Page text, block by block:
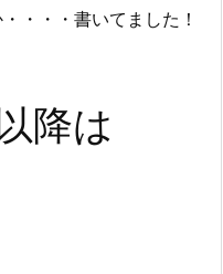
・・・書いてました！
降は